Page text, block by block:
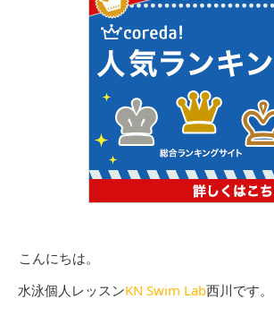
こんにちは。
水泳個人レッスンKN Swim Lab西川です。